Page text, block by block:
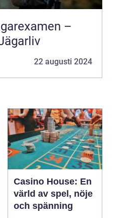
–
22 augusti 2024
Casino House: En
värld av spel, nöje
och spänning